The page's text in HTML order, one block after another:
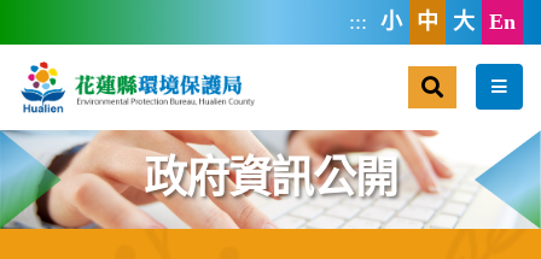
::: 小 中 大 En
選單
政府資訊公開